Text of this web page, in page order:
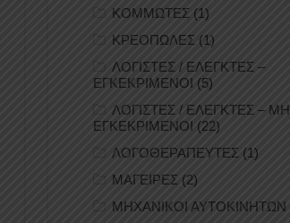
ΚΟΜΜΩΤΕΣ (1)
ΚΡΕΟΠΩΛΕΣ (1)
ΛΟΓΙΣΤΕΣ / ΕΛΕΓΚΤΕΣ –
ΕΓΚΕΚΡΙΜΕΝΟΙ (5)
ΛΟΓΙΣΤΕΣ / ΕΛΕΓΚΤΕΣ – ΜΗ
ΕΓΚΕΚΡΙΜΕΝΟΙ (22)
ΛΟΓΟΘΕΡΑΠΕΥΤΕΣ (1)
ΜΑΓΕΙΡΕΣ (2)
ΜΗΧΑΝΙΚΟΙ ΑΥΤΟΚΙΝΗΤΩΝ